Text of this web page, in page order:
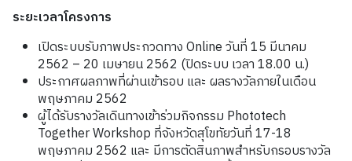
ระยะเวลาโครงการ
เปิดระบบรับภาพประกวดทาง Online วันที่ 15 มีนาคม
2562 – 20 เมษายน 2562 (ปิดระบบ เวลา 18.00 น.)
ประกาศผลภาพที่ผ่านเข้ารอบ และ ผลรางวัลภายในเดือน
พฤษภาคม 2562
ผู้ได้รับรางวัลเดินทางเข้าร่วมกิจกรรม Phototech
Together Workshop ที่จังหวัดสุโขทัยวันที่ 17-18
พฤษภาคม 2562 และ มีการตัดสินภาพสำหรับกรอบรางวัล